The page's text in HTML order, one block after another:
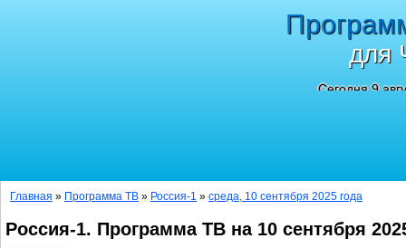
для
Сегодня 9
Главная » Программа ТВ » Россия-1 » среда, 10 сентября 2025 года
Россия-1. Программа ТВ на 10 сентября